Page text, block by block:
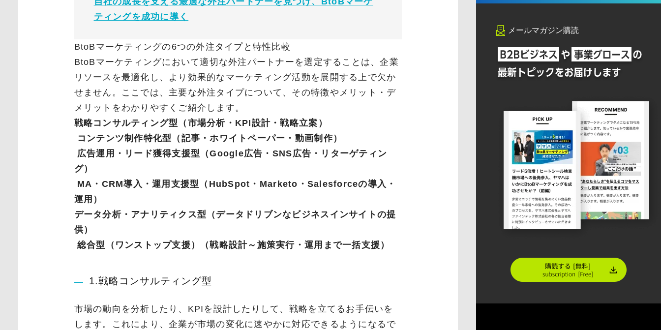
ティングを成功に導く
BtoBマーケティングの6つの外注タイプと特性比較
BtoBマーケティングにおいて適切な外注パートナーを選定することは、企業
リソースを最適化し、より効果的なマーケティング活動を展開する上で欠か
せません。ここでは、主要な外注タイプについて、その特徴やメリット・デ
メリットをわかりやすくご紹介します。
戦略コンサルティング型（市場分析・KPI設計・戦略立案）
コンテンツ制作特化型（記事・ホワイトペーパー・動画制作）
広告運用・リード獲得支援型（Google広告・SNS広告・リターゲティン
グ）
MA・CRM導入・運用支援型（HubSpot・Marketo・Salesforceの導入・
運用）
データ分析・アナリティクス型（データドリブンなビジネスインサイトの提
供）
総合型（ワンストップ支援）（戦略設計～施策実行・運用まで一括支援）
1.戦略コンサルティング型
市場の動向を分析したり、KPIを設計したりして、戦略を立てるお手伝いを
します。これにより、企業が市場の変化に速やかに対応できるようになるで
メールマガジン購読